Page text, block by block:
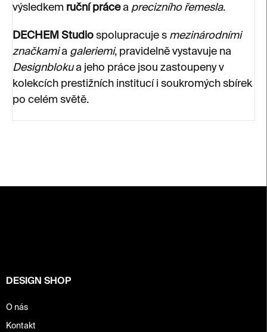
výsledkem ruční prácea precizního řemesla.
DECHEM Studio spolupracuje s mezinárodními
značkamia galeriemi, pravidelně vystavuje na
Designblokua jeho práce jsou zastoupeny v
kolekcích prestižních institucí i soukromých sbírek
po celém světě.
DESIGN SHOP
O nás
Kontakt